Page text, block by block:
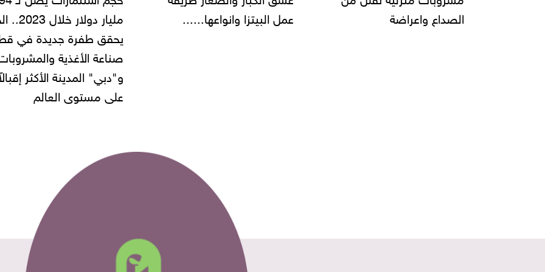
عمل البيتزا وانواعها......
مليار دولار خلال 2023.. الخليج
شركة مطاعم استولى على
أموال المواطنين بزعم